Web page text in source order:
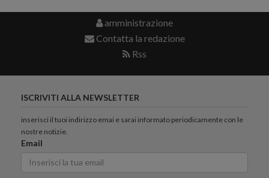
amministrazione
Contatta la redazione
Rss
ISCRIVITI ALLA NEWSLETTER
inserisci il tuoi indirizzo emai e sarai informato periodicamente con le
nostre notizie.
Email